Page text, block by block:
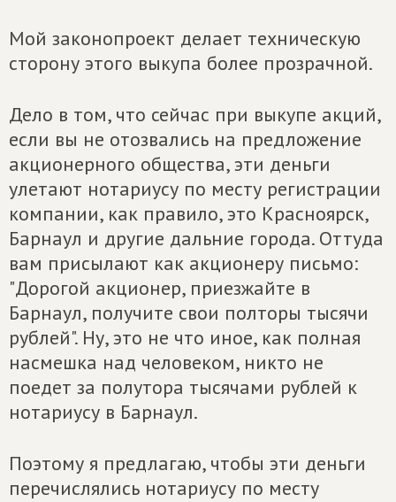
Мой законопроект делает техническую
сторону этого выкупа более прозрачной.
Дело в том, что сейчас при выкупе акций,
если вы не отозвались на предложение
акционерного общества, эти деньги
улетают нотариусу по месту регистрации
компании, как правило, это Красноярск,
Барнаул и другие дальние города. Оттуда
вам присылают как акционеру письмо:
"Дорогой акционер, приезжайте в
Барнаул, получите свои полторы тысячи
рублей". Ну, это не что иное, как полная
насмешка над человеком, никто не
поедет за полутора тысячами рублей к
нотариусу в Барнаул.
Поэтому я предлагаю, чтобы эти деньги
перечислялись нотариусу по месту